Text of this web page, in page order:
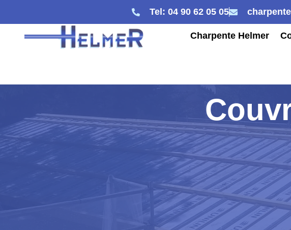
Tel: 04 90 62 05 05
Charpente Helmer